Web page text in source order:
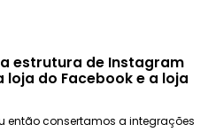
estrutura de Instagram
do Facebook e a loja
então consertamos a integrações